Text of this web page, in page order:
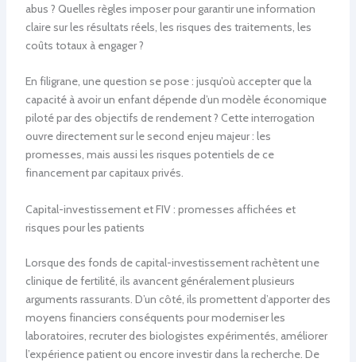
abus ? Quelles règles imposer pour garantir une information
claire sur les résultats réels, les risques des traitements, les
coûts totaux à engager ?
En filigrane, une question se pose : jusqu’où accepter que la
capacité à avoir un enfant dépende d’un modèle économique
piloté par des objectifs de rendement ? Cette interrogation
ouvre directement sur le second enjeu majeur : les
promesses, mais aussi les risques potentiels de ce
financement par capitaux privés.
Capital-investissement et FIV : promesses affichées et
risques pour les patients
Lorsque des fonds de capital-investissement rachètent une
clinique de fertilité, ils avancent généralement plusieurs
arguments rassurants. D’un côté, ils promettent d’apporter des
moyens financiers conséquents pour moderniser les
laboratoires, recruter des biologistes expérimentés, améliorer
l’expérience patient ou encore investir dans la recherche. De